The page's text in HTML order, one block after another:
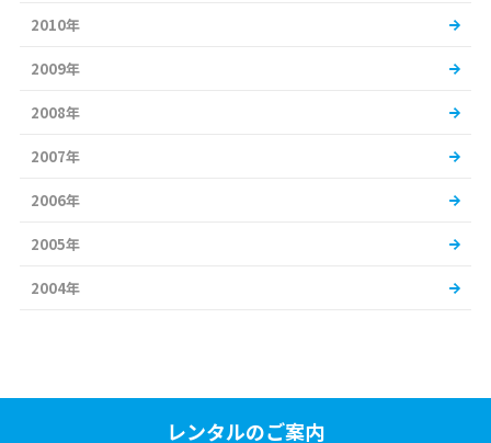
2010年
2009年
2008年
2007年
2006年
2005年
2004年
レンタルのご案内